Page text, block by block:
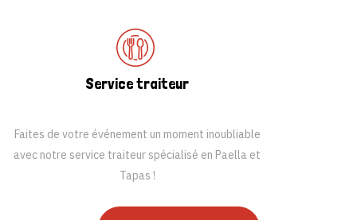
Service traiteur
Faites de votre événement un moment inoubliable
avec notre service traiteur spécialisé en Paella et
Tapas !